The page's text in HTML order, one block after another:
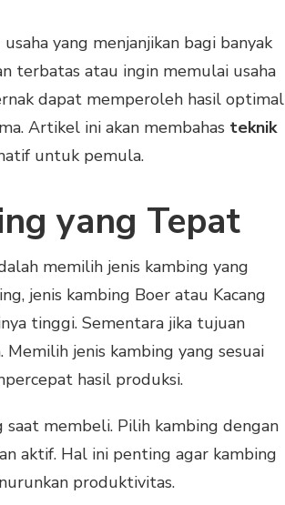
yang menjanjikan bagi banyak
terbatas atau ingin memulai usaha
dapat memperoleh hasil optimal
Artikel ini akan membahas teknik
untuk pemula.
yang Tepat
memilih jenis kambing yang
jenis kambing Boer atau Kacang
tinggi. Sementara jika tujuan
jenis kambing yang sesuai
hasil produksi.
membeli. Pilih kambing dengan
aktif. Hal ini penting agar kambing
produktivitas.